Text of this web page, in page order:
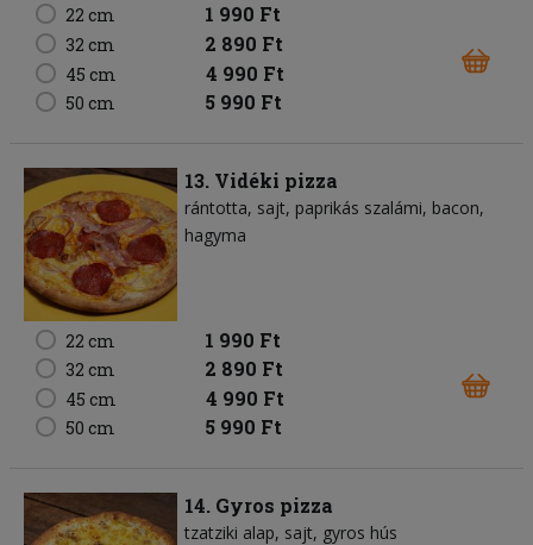
22 cm 1 990 Ft
32 cm 2 890 Ft
45 cm 4 990 Ft
50 cm 5 990 Ft
13. Vidéki pizza
rántotta sajt paprikás szalámi bacon
hagyma
22 cm 1 990 Ft
32 cm 2 890 Ft
45 cm 4 990 Ft
50 cm 5 990 Ft
14. Gyros pizza
tzatziki alap sajt gyros hús